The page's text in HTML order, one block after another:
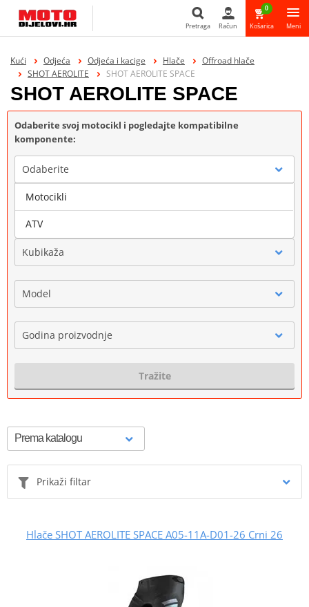
Pretraga
Pretraga Račun
0
Košarica Meni
Kući Odjeća Odjeća i kacige Hlače
Offroad hlače
SHOT AEROLITE
SHOT AEROLITE SPACE
SHOT AEROLITE SPACE
Odaberite svoj motocikl i pogledajte kompatibilne
komponente:
Odaberite
Marka
Kubikaža
Model
Godina proizvodnje
Tražite
Prikaži filtar
Hlače SHOT AEROLITE SPACE A05-11A-D01-26 Crni 26
Motocikli
ATV